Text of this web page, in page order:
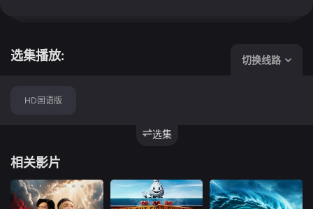
选集播放: 切换线路
选集
HD国语版
相关影片